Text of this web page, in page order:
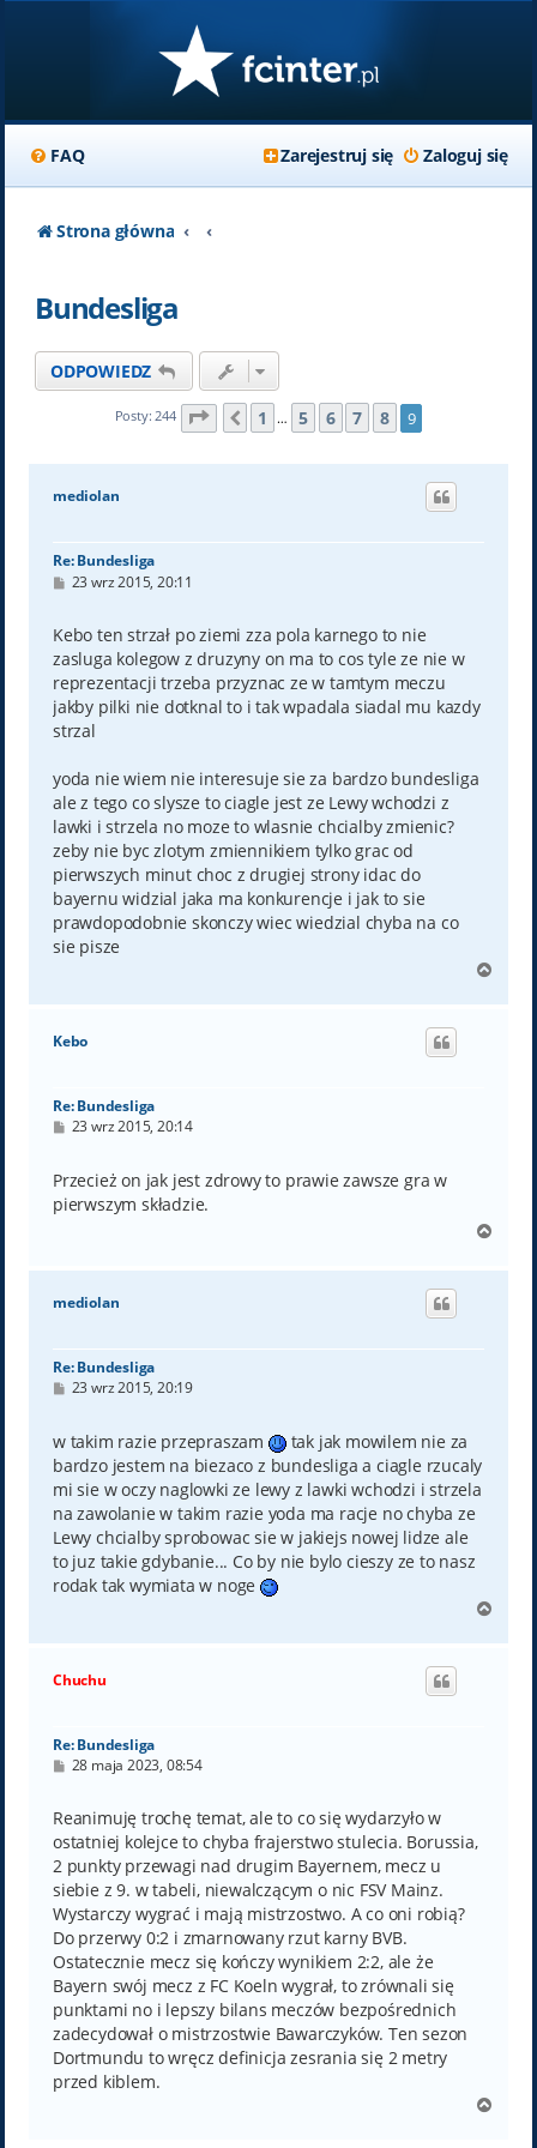
FAQ Zaloguj się
Zarejestruj się
Strona główna
Bundesliga
ODPOWIEDZ
Posty: 244 Strona 9z 9
Poprzednia
1 … 5 6 7 8 9
mediolan
Re: Bundesliga
P
t
23 wrz 2015, 20:11
Kebo ten strzał po ziemi zza pola karnego to nie
zasluga kolegow z druzyny on ma to cos tyle ze nie w
reprezentacji trzeba przyznac ze w tamtym meczu
jakby pilki nie dotknal to i tak wpadala siadal mu kazdy
strzal
yoda nie wiem nie interesuje sie za bardzo bundesliga
ale z tego co slysze to ciagle jest ze Lewy wchodzi z
lawki i strzela no moze to wlasnie chcialby zmienic?
zeby nie byc zlotym zmiennikiem tylko grac od
pierwszych minut choc z drugiej strony idac do
bayernu widzial jaka ma konkurencje i jak to sie
prawdopodobnie skonczy wiec wiedzial chyba na co
sie pisze
g
Kebo
Re: Bundesliga
P
t
23 wrz 2015, 20:14
Przecież on jak jest zdrowy to prawie zawsze gra w
pierwszym składzie.
g
mediolan
Re: Bundesliga
P
t
23 wrz 2015, 20:19
w takim razie przepraszam
tak jak mowilem nie za
bardzo jestem na biezaco z bundesliga a ciagle rzucaly
mi sie w oczy naglowki ze lewy z lawki wchodzi i strzela
na zawolanie w takim razie yoda ma racje no chyba ze
Lewy chcialby sprobowac sie w jakiejs nowej lidze ale
to juz takie gdybanie... Co by nie bylo cieszy ze to nasz
rodak tak wymiata w noge
g
Chuchu
Re: Bundesliga
P
t
28 maja 2023, 08:54
Reanimuję trochę temat, ale to co się wydarzyło w
ostatniej kolejce to chyba frajerstwo stulecia. Borussia,
2 punkty przewagi nad drugim Bayernem, mecz u
siebie z 9. w tabeli, niewalczącym o nic FSV Mainz.
Wystarczy wygrać i mają mistrzostwo. A co oni robią?
Do przerwy 0:2 i zmarnowany rzut karny BVB.
Ostatecznie mecz się kończy wynikiem 2:2, ale że
Bayern swój mecz z FC Koeln wygrał, to zrównali się
punktami no i lepszy bilans meczów bezpośrednich
zadecydował o mistrzostwie Bawarczyków. Ten sezon
Dortmundu to wręcz definicja zesrania się 2 metry
przed kiblem.